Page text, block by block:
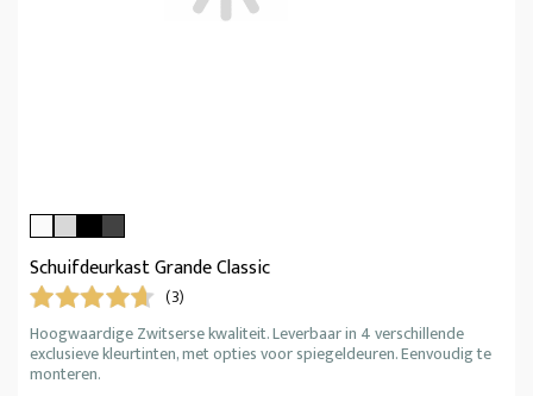
Schuifdeurkast Grande Classic
(3)
Hoogwaardige Zwitserse kwaliteit. Leverbaar in 4 verschillende
exclusieve kleurtinten, met opties voor spiegeldeuren. Eenvoudig te
monteren.